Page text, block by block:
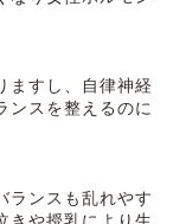
ますし、自律神経
ンスを整えるのに
ランスも乱れやす